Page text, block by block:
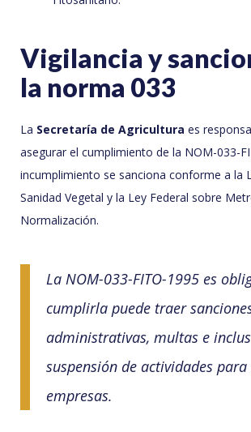
Vigilancia y
la norma 033
La Secretaría de Agricultura es
asegurar el cumplimiento de la NOM-033-
incumplimiento se sanciona conforme a la
Sanidad Vegetal y la Ley Federal sobre
Normalización.
La NOM-033-FITO-1995 es
cumplirla puede traer
administrativas, multas e
suspensión de actividades para
empresas.